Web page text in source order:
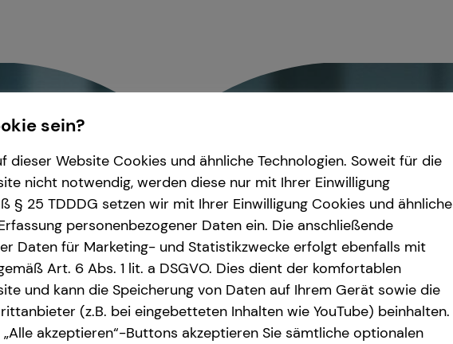
sein?
dieser Website Cookies und ähnliche Technologien. Soweit für die
nicht notwendig, werden diese nur mit Ihrer Einwilligung
§ 25 TDDDG setzen wir mit Ihrer Einwilligung Cookies und ähnliche
personenbezogener Daten ein. Die anschließende
Daten für Marketing- und Statistikzwecke erfolgt ebenfalls mit
Art. 6 Abs. 1 lit. a DSGVO. Dies dient der komfortablen
und kann die Speicherung von Daten auf Ihrem Gerät sowie die
(z.B. bei eingebetteten Inhalten wie YouTube) beinhalten.
„Alle akzeptieren“-Buttons akzeptieren Sie sämtliche optionalen